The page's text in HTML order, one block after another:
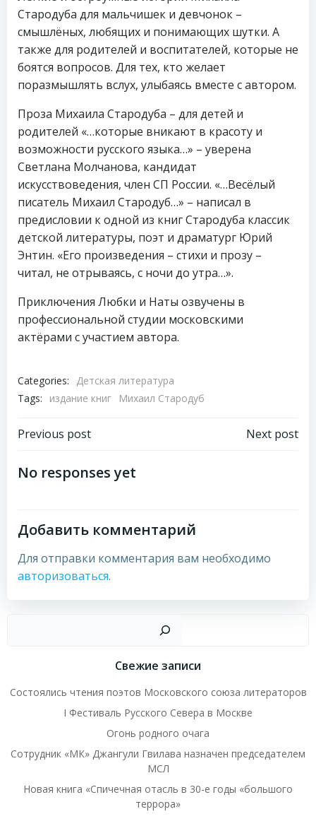
Стародуба для мальчишек и девчонок –
смышлёных, любящих и понимающих шутки. А
также для родителей и воспитателей, которые не
боятся вопросов. Для тех, кто желает
поразмышлять вслух, улыбаясь вместе с автором.
Проза Михаила Стародуба – для детей и
родителей «…которые вникают в красоту и
возможности русского языка…» – уверена
Светлана Молчанова, кандидат
искусствоведения, член СП России. «…Весёлый
писатель Михаил Стародуб…» – написал в
предисловии к одной из книг Стародуба классик
детской литературы, поэт и драматург Юрий
Энтин. «Его произведения – стихи и прозу –
читал, не отрываясь, с ночи до утра…».
Приключения Любки и Наты озвучены в
профессиональной студии московскими
актёрами с участием автора.
Categories:
Детская литература
Tags:
издание книг Михаил Стародуб
Навигация
по
Previous post
Навигация
Next post
No responses yet
Добавить комментарий
Для отправки комментария вам необходимо
авторизоваться.
Свежие записи
Состоялись чтения поэтов Московского союза литераторов
I Фестиваль Русского Севера в Москве
Огонь родного очага
Сотрудник «МК» Джангули Гвилава назначен председателем
МСЛ
Новая книга «Спичечная отасль в 30-е годы «большого
террора»